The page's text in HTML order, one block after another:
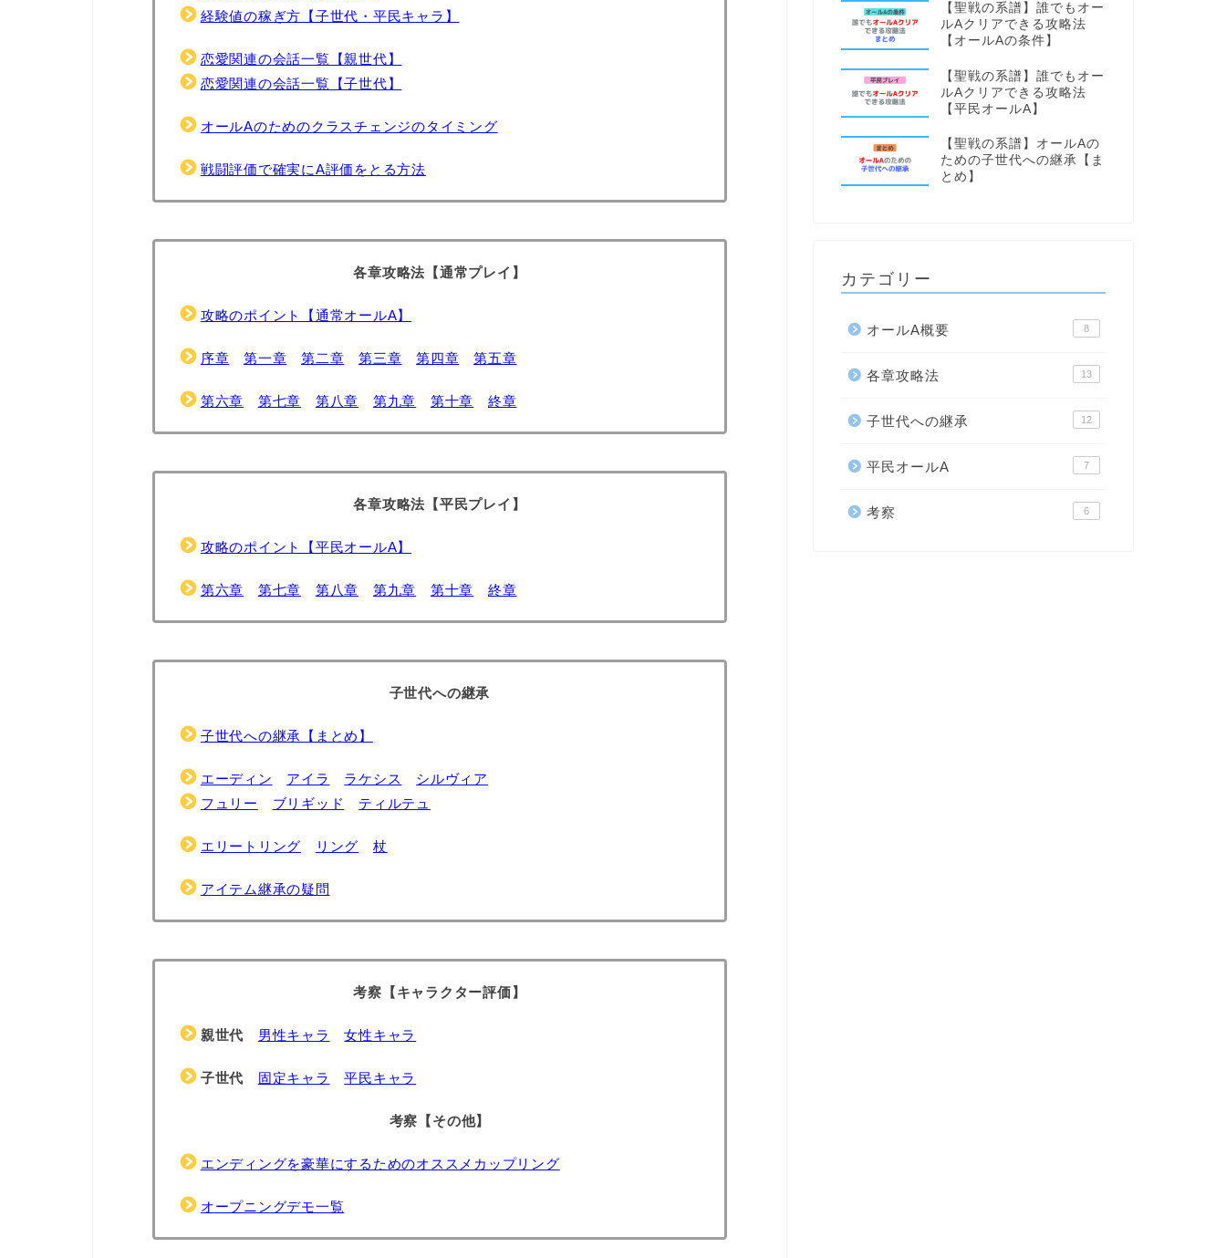
経験値の稼ぎ方【子世代・平民キャラ】
恋愛関連の会話一覧【親世代】
恋愛関連の会話一覧【子世代】
オールAのためのクラスチェンジのタイミング
戦闘評価で確実にA評価をとる方法
各章攻略法【通常プレイ】
攻略のポイント【通常オールA】
序章 第一章 第二章 第三章 第四章 第五章
第六章 第七章 第八章 第九章 第十章 終章
各章攻略法【平民プレイ】
攻略のポイント【平民オールA】
第六章 第七章 第八章 第九章 第十章 終章
子世代への継承
子世代への継承【まとめ】
エーディン アイラ ラケシス
シルヴィア
フュリー
ブリギッド ティルテュ
エリートリング リング 杖
アイテム継承の疑問
考察【キャラクター評価】
親世代 男性キャラ 女性キャラ
子世代 固定キャラ 平民キャラ
考察【その他】
エンディングを豪華にするためのオススメカップリング
オープニングデモ一覧
【聖戦の系譜】誰でもオー
ルAクリアできる攻略法
【オールAの条件】
【聖戦の系譜】誰でもオー
ルAクリアできる攻略法
【平民オールA】
【聖戦の系譜】オールAの
ための子世代への継承【ま
とめ】
カテゴリー
オールA概要 8
各章攻略法 13
子世代への継承 12
平民オールA 7
考察 6